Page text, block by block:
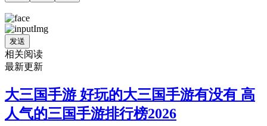
发送
相关阅读
最新更新
大三国手游 好玩的大三国手游有没有 高
人气的三国手游排行榜2026